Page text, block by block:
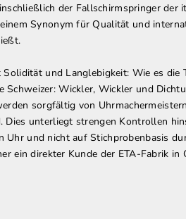
der Fallschirmspringer der
Synonym für Qualität und
und Langlebigkeit: Wie es
Wickler, Wickler und
sorgfältig von
unterliegt strengen Kontrollen
und nicht auf Stichprobenbasis
ein direkter Kunde der ETA-Fabrik